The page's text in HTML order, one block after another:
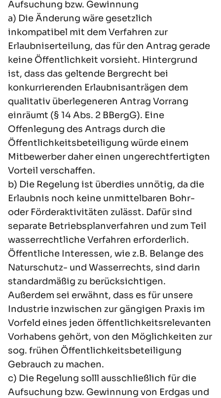
Aufsuchung bzw. Gewinnung
a) Die Änderung wäre gesetzlich
inkompatibel mit dem Verfahren zur
Erlaubniserteilung, das für den Antrag gerade
keine Öffentlichkeit vorsieht. Hintergrund
ist, dass das geltende Bergrecht bei
konkurrierenden Erlaubnisanträgen dem
qualitativ überlegeneren Antrag Vorrang
einräumt (§ 14 Abs. 2 BBergG). Eine
Offenlegung des Antrags durch die
Öffentlichkeitsbeteiligung würde einem
Mitbewerber daher einen ungerechtfertigten
Vorteil verschaffen.
b) Die Regelung ist überdies unnötig, da die
Erlaubnis noch keine unmittelbaren Bohr-
oder Förderaktivitäten zulässt. Dafür sind
separate Betriebsplanverfahren und zum Teil
wasserrechtliche Verfahren erforderlich.
Öffentliche Interessen, wie z.B. Belange des
Naturschutz- und Wasserrechts, sind darin
standardmäßig zu berücksichtigen.
Außerdem sei erwähnt, dass es für unsere
Industrie inzwischen zur gängigen Praxis im
Vorfeld eines jeden öffentlichkeitsrelevanten
Vorhabens gehört, von den Möglichkeiten zur
sog. frühen Öffentlichkeitsbeteiligung
Gebrauch zu machen.
c) Die Regelung solll ausschließlich für die
Aufsuchung bzw. Gewinnung von Erdgas und